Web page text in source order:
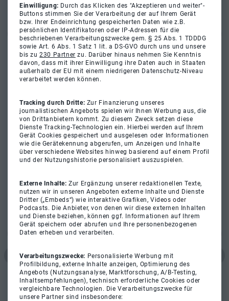
Einwilligung: Durch das Klicken des "Akzeptieren und weiter"-
Buttons stimmen Sie der Verarbeitung der auf Ihrem Gerät
bzw. Ihrer Endeinrichtung gespeicherten Daten wie z.B.
persönlichen Identifikatoren oder IP-Adressen für die
beschriebenen Verarbeitungszwecke gem. § 25 Abs. 1 TDDDG
sowie Art. 6 Abs. 1 Satz 1 lit. a DS-GVO durch uns und unsere
bis zu230 Partner zu. Darüber hinaus nehmen Sie Kenntnis
davon, dass mit ihrer Einwilligung ihre Daten auch in Staaten
außerhalb der EU mit einem niedrigeren Datenschutz-Niveau
verarbeitet werden können.
Tracking durch Dritte: Zur Finanzierung unseres
journalistischen Angebots spielen wir Ihnen Werbung aus, die
von Drittanbietern kommt. Zu diesem Zweck setzen diese
Dienste Tracking-Technologien ein. Hierbei werden auf Ihrem
Gerät Cookies gespeichert und ausgelesen oder Informationen
wie die Gerätekennung abgerufen, um Anzeigen und Inhalte
über verschiedene Websites hinweg basierend auf einem Profil
und der Nutzungshistorie personalisiert auszuspielen.
Externe Inhalte:Zur Ergänzung unserer redaktionellen Texte,
nutzen wir in unseren Angeboten externe Inhalte und Dienste
Dritter („Embeds“) wie interaktive Grafiken, Videos oder
Podcasts. Die Anbieter, von denen wir diese externen Inhalten
und Dienste beziehen, können ggf. Informationen auf Ihrem
Gerät speichern oder abrufen und Ihre personenbezogenen
Daten erheben und verarbeiten.
Verarbeitungszwecke: Personalisierte Werbung mit
Profilbildung, externe Inhalte anzeigen, Optimierung des
Angebots (Nutzungsanalyse, Marktforschung, A/B-Testing,
Inhaltsempfehlungen), technisch erforderliche Cookies oder
vergleichbare Technologien. Die Verarbeitungszwecke für
unsere Partner sind insbesondere: